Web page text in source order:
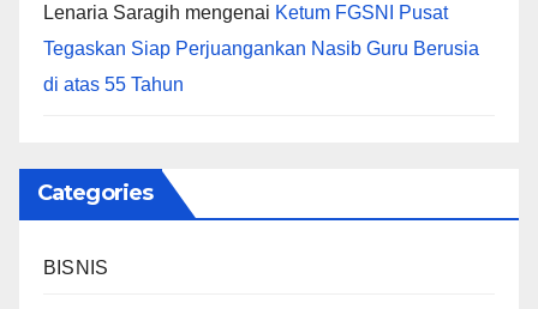
Lenaria Saragih mengenai Ketum FGSNI Pusat
Tegaskan Siap Perjuangankan Nasib Guru Berusia
di atas 55 Tahun
Categories
BISNIS